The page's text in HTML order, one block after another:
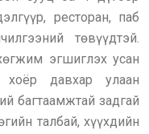
ресторан, паб
төвүүдтэй.
эгшиглэх усан
хоёр давхар улаан
багтаамжтай задгай
талбай, хүүхдийн